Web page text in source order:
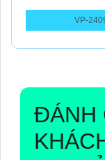
VP-
ĐÁNH